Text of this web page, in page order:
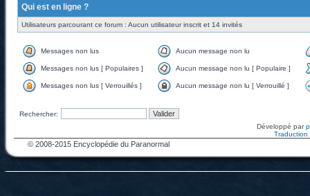
Qui est en ligne ?
Utilisateurs parcourant ce forum : Aucun utilisateur inscrit et 14 invités
Messages non lus Aucun message non lu
Messages non lus [ Populaires ] Aucun message non lu [ Populaire ]
Messages non lus [ Verrouillés ] Aucun message non lu [ Verrouillé ]
Rechercher:
Développé par
Traduction
© 2008-2015 Encyclopédie du Paranormal